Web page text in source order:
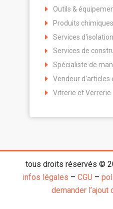
Outils &
Produits
Services
Services de
Spécialiste de
Vendeur d'articles
Vitrerie et Verrerie
tous droits réservés ©
infos légales – CGU –
demander